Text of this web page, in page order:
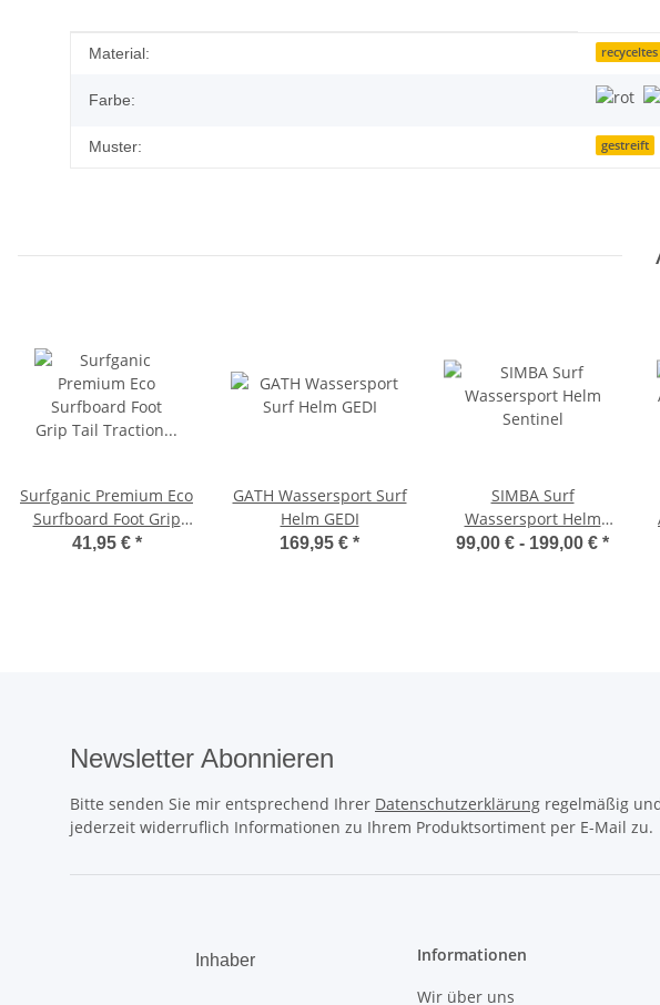
Produkteigenschaft
Wert
Material:
Farbe:
Muster: gestreift
Surfganic Premium Eco
Surfboard Foot Grip
Tail Traction Pad wein
41,95 € *
GATH Wassersport Surf
Helm GEDI
169,95 € *
SIMBA Surf
Wassersport Helm
Sentinel
99,00 € - 199,00 € *
Newsletter Abonnieren
Bitte senden Sie mir entsprechend Ihrer Datenschutzerklärung regelmäßig
jederzeit widerruflich Informationen zu Ihrem Produktsortiment per E-Mail zu.
Inhaber Informationen
Wir über uns